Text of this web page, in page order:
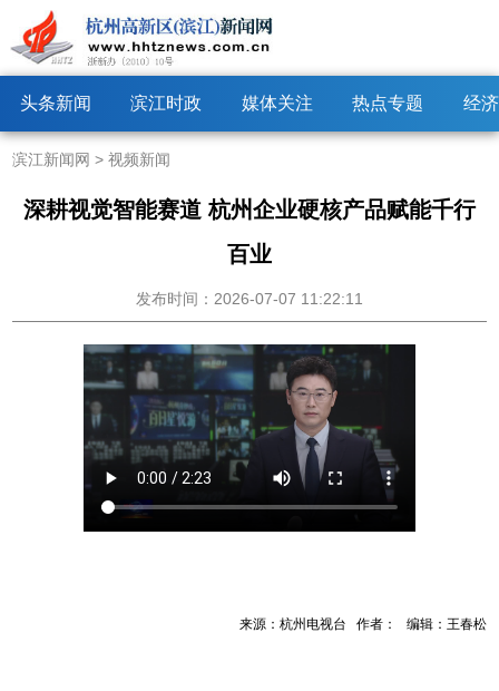
头条新闻 滨江时政 媒体关注 热点专题 经
滨江新闻网 >视频新闻
深耕视觉智能赛道 杭州企业硬核产品赋能千行
百业
发布时间：2026-07-07 11:22:11
来源：杭州电视台 作者： 编辑：王春松